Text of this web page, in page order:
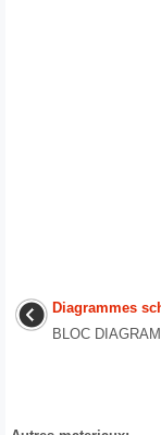
Diagrammes
BLOC